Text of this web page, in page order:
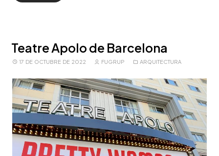
Teatre Apolo de Barcelona
17 DE OCTUBRE DE 2022 FUGRUP ARQUITECTURA